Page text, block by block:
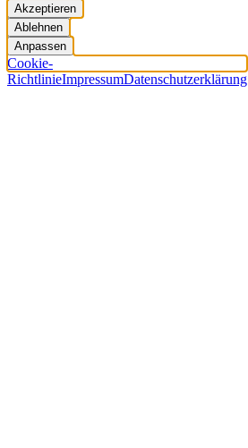
Akzeptieren
Ablehnen
Anpassen
Cookie-
RichtlinieImpressumDatenschutzerklärung